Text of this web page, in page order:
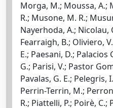
Morga, M.; Moussa, A.;
R.; Musone, M. R.;
Nayerhoda, A.; Nicolau,
Fearraigh, B.; Oliviero,
E.; Paesani, D.; Palacios
G.; Parisi, V.; Pastor
Pavalas, G. E.; Pelegris,
Perrin-Terrin, M.;
R.; Piattelli, P.; Poirè, C.;